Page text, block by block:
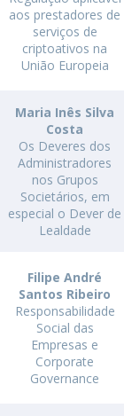
aos prestadores de
serviços de
criptoativos na
União Europeia
Maria Inês Silva
Costa
Os Deveres dos
Administradores
nos Grupos
Societários, em
especial o Dever de
Lealdade
Filipe André
Santos Ribeiro
Responsabilidade
Social das
Empresas e
Corporate
Governance